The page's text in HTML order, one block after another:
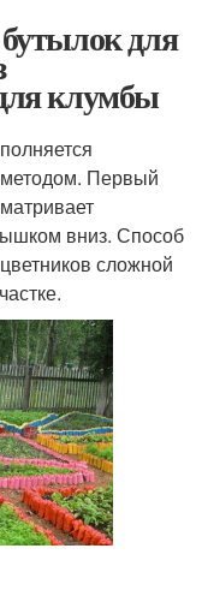
для
клумбы
Первый
вниз. Способ
сложной